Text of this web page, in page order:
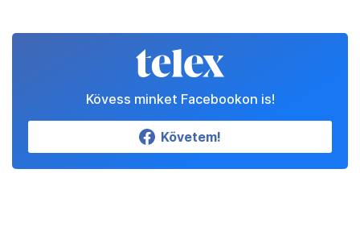
Kövess minket Facebookon is!
Követem!